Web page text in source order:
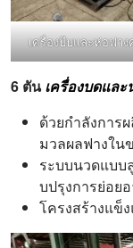
เครื่องบีบและห่อฟา
6 ตันเครื่องบดแล
ด้วยกำลังการ
มวลผลฟางใ
ระบบนวดแบบ
บปรุงการย่อย
โครงสร้างแข็